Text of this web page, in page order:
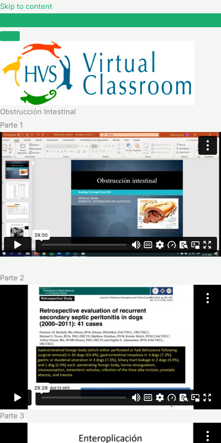
Skip to content
Obstrucción Intestinal
Parte 1
Parte 2
Parte 3